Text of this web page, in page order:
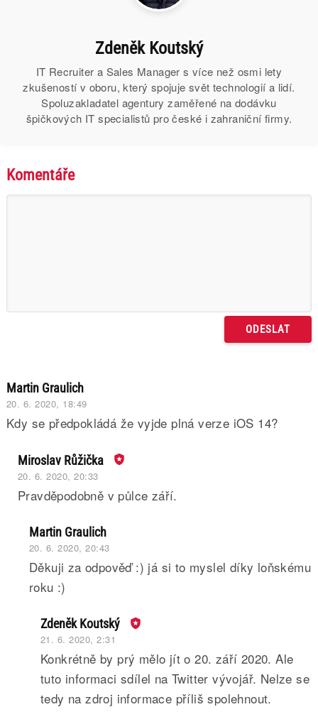
Zdeněk Koutský
IT Recruiter a Sales Manager s více než osmi lety
zkušeností v oboru, který spojuje svět technologií a lidí.
Spoluzakladatel agentury zaměřené na dodávku
špičkových IT specialistů pro české i zahraniční firmy.
Komentáře
Martin Graulich
20. 6. 2020, 18:49
Kdy se předpokládá že vyjde plná verze iOS 14?
Miroslav Růžička
20. 6. 2020, 20:33
Pravděpodobně v půlce září.
Martin Graulich
20. 6. 2020, 20:43
Děkuji za odpověď :) já si to myslel díky loňskému
roku :)
Zdeněk Koutský
21. 6. 2020, 2:31
Konkrétně by prý mělo jít o 20. září 2020. Ale
tuto informaci sdílel na Twitter vývojář. Nelze se
tedy na zdroj informace příliš spolehnout.